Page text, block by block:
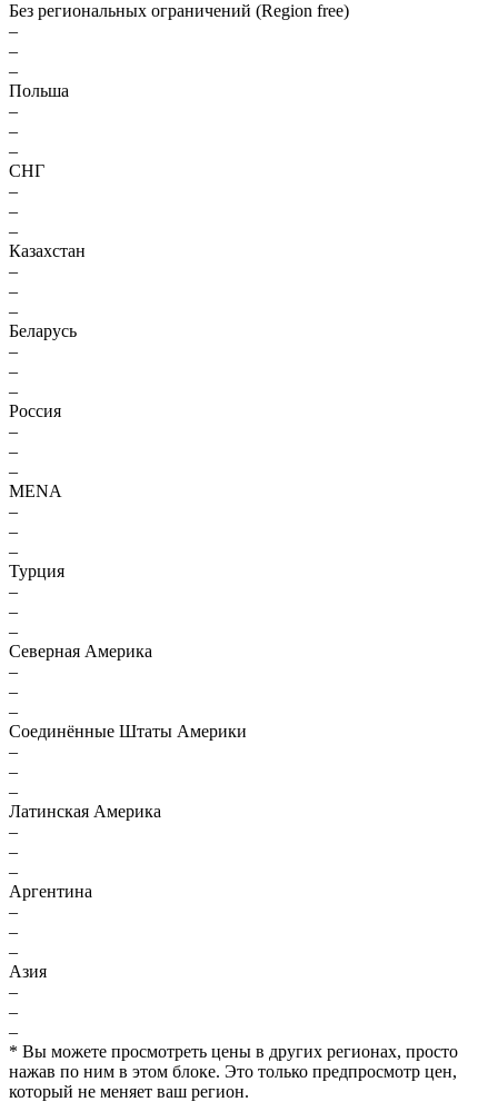
Без региональных ограничений (Region free)
–
–
–
Польша
–
–
–
СНГ
–
–
–
Казахстан
–
–
–
Беларусь
–
–
–
Россия
–
–
–
MENA
–
–
–
Турция
–
–
–
Северная Америка
–
–
–
Соединённые Штаты Америки
–
–
–
Латинская Америка
–
–
–
Аргентина
–
–
–
Азия
–
–
–
* Вы можете просмотреть цены в других регионах, просто
нажав по ним в этом блоке. Это только предпросмотр цен,
который не меняет ваш регион.